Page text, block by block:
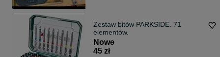
Zestaw bitów PARKSIDE. 71
elementów.
Nowe
45 zł